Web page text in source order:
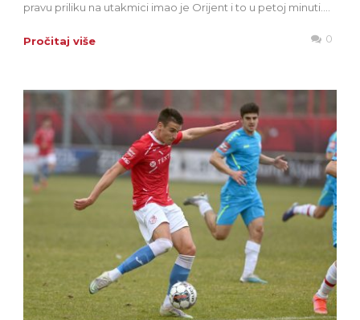
pravu priliku na utakmici imao je Orijent i to u petoj minuti....
Pročitaj više 0